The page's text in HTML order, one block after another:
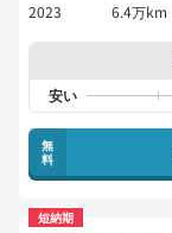
2023 6.4万km
無
料
短納期